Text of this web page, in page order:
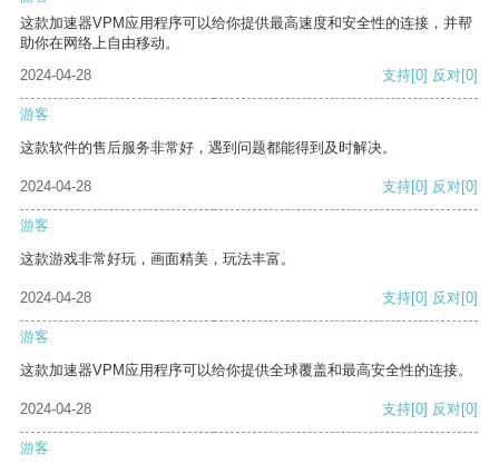
这款加速器VPM应用程序可以给你提供最高速度和安全性的连接，并帮
助你在网络上自由移动。
2024-04-28
支持[0] 反对[0]
游客
这款软件的售后服务非常好，遇到问题都能得到及时解决。
2024-04-28 支持[0] 反对[0]
游客
这款游戏非常好玩，画面精美，玩法丰富。
2024-04-28 支持[0] 反对[0]
游客
这款加速器VPM应用程序可以给你提供全球覆盖和最高安全性的连接。
2024-04-28 支持[0] 反对[0]
游客